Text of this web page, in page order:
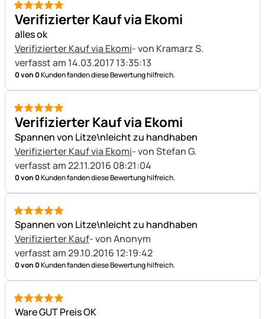
5 von 5
Verifizierter Kauf via Ekomi
alles ok
Verifizierter Kauf via Ekomi- von Kramarz S.
verfasst am 14.03.2017 13:35:13
0 von 0Kunden fanden diese Bewertung hilfreich.
5 von 5
Verifizierter Kauf via Ekomi
Spannen von Litze\nleicht zu handhaben
Verifizierter Kauf via Ekomi- von Stefan G.
verfasst am 22.11.2016 08:21:04
0 von 0Kunden fanden diese Bewertung hilfreich.
5 von 5
Spannen von Litze\nleicht zu handhaben
Verifizierter Kauf- von Anonym
verfasst am 29.10.2016 12:19:42
0 von 0Kunden fanden diese Bewertung hilfreich.
5 von 5
Ware GUT Preis OK